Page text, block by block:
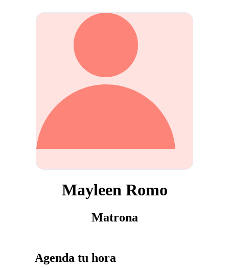
Mayleen Romo
Matrona
Agenda tu hora